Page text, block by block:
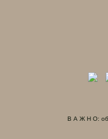
В А Ж Н О: